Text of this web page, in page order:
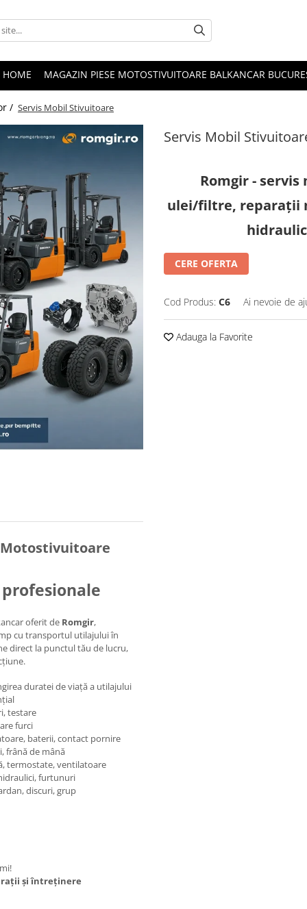
HOME MAGAZIN PIESE MOTOSTIVUITOARE BALKANCAR
/ Servis Mobil Stivuitoare
Servis Mobil
Romgir -
ulei/filtre, reparații
CERE OFERTA
Cod Produs: C6 Ai nevoie de
Adauga la Favorite
oferit de Romgir,
cu transportul utilajului în
direct la punctul tău de lucru,
duratei de viață a utilajului
testare
furci
baterii, contact pornire
frână de mână
termostate, ventilatoare
furtunuri
discuri, grup
și întreținere